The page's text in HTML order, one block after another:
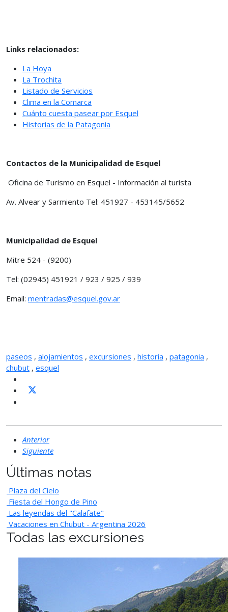
Links relacionados:
La Hoya
La Trochita
Listado de Servicios
Clima en la Comarca
Cuánto cuesta pasear por Esquel
Historias de la Patagonia
Contactos de la Municipalidad de Esquel
Oficina de Turismo en Esquel - Información al turista
Av. Alvear y Sarmiento Tel: 451927 - 453145/5652
Municipalidad de Esquel
Mitre 524 - (9200)
Tel: (02945) 451921 / 923 / 925 / 939
Email: mentradas@esquel.gov.ar
paseos , alojamientos , excursiones , historia , patagonia ,
chubut , esquel
Anterior
Siguiente
Últimas notas
Plaza del Cielo
Fiesta del Hongo de Pino
Las leyendas del "Calafate"
Vacaciones en Chubut - Argentina 2026
Todas las excursiones